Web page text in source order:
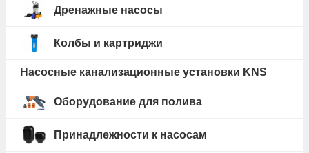
Дренажные насосы
Колбы и картриджи
Насосные канализационные установки KNS
Оборудование для полива
Принадлежности к насосам